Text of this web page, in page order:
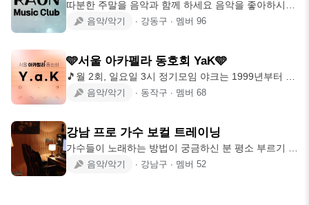
따분한 주말을 음악과 함께 하세요 음악을 좋아하시는
분이라면 누구나 즐길 수 있습니다 "라
음악/악기 ∙ 강동구 ∙ 멤버 96
🩵서울 아카펠라 동호회 YaK🩵
🎵월 2회, 일요일 3시 정기모임 야크는 1999년부터 유
지해온 순수 아카펠라 동호회입
음악/악기 ∙ 동작구 ∙ 멤버 68
강남 프로 가수 보컬 트레이닝
가수들이 노래하는 방법이 궁금하신 분 평소 부르기 어
려운 노래를 잘 부르고 싶으신 분
음악/악기 ∙ 강남구 ∙ 멤버 52